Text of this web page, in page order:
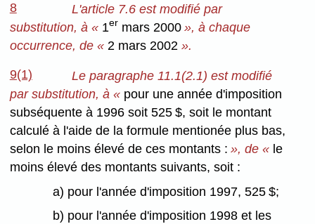
8
L'article 7.6 est modifié par
substitution, à « 1er mars 2000», à chaque
occurrence, de « 2 mars 2002 ».
9(1)
Le paragraphe 11.1(2.1) est modifié
par substitution, à « pour une année d'imposition
subséquente à 1996 soit 525 $, soit le montant
calculé à l'aide de la formule mentionée plus bas,
selon le moins élevé de ces montants : », de « le
moins élevé des montants suivants, soit :
a) pour l'année d'imposition 1997, 525 $;
b) pour l'année d'imposition 1998 et les